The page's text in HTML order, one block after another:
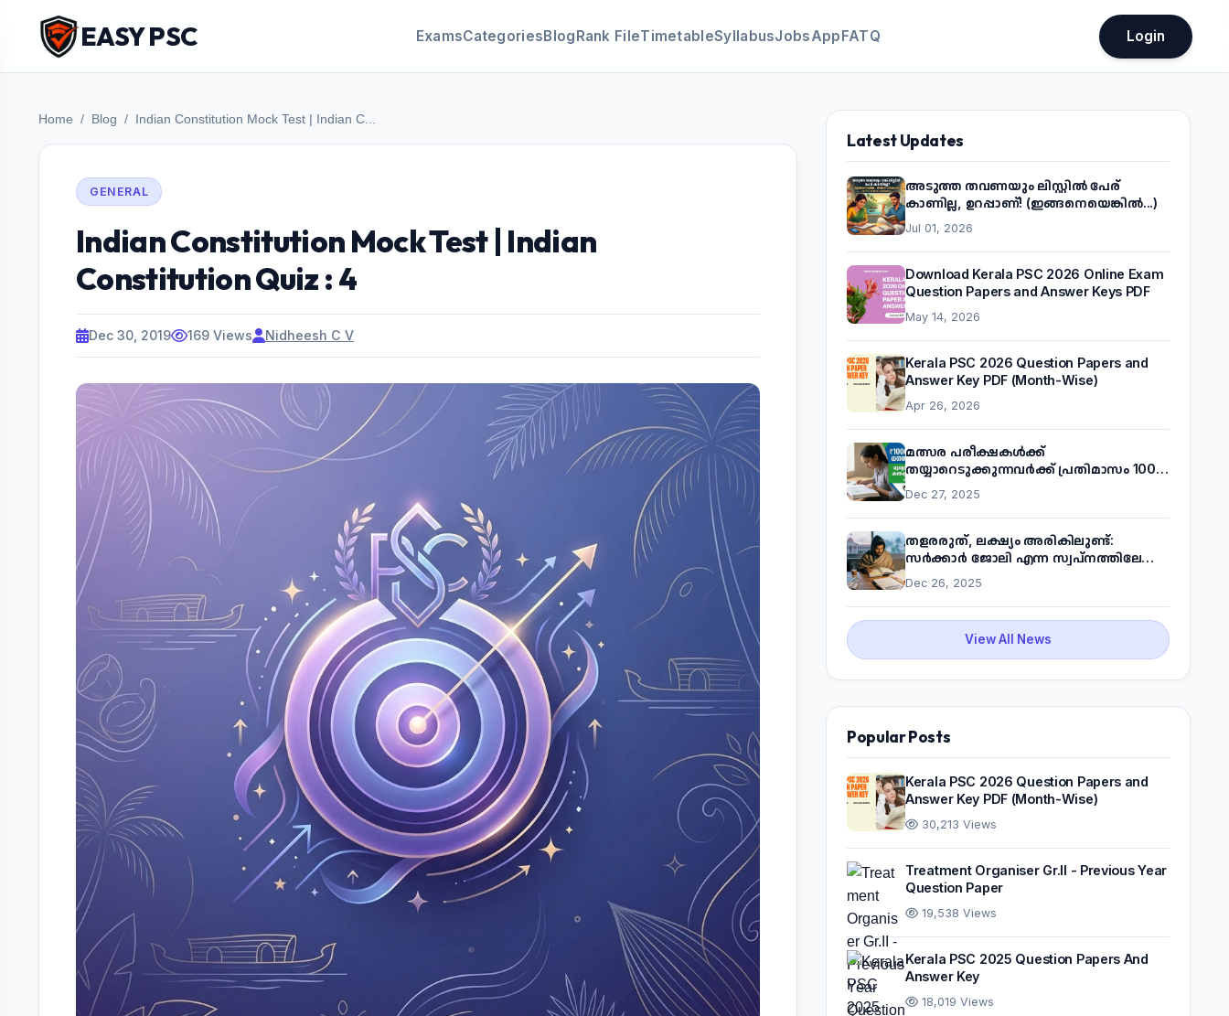
EASY PSC ExamsCategoriesBlogRank FileTimetableSyllabusJobsAppFATQ Login
Home Blog Indian Constitution Mock Test | Indian C...
GENERAL
Indian Constitution Mock Test | Indian
Constitution Quiz : 4
Dec 30, 2019 169 Views Nidheesh C V
Latest Updates
അടുത്ത തവണയും ലിസ്റ്റിൽ പേര്
കാണില്ല, ഉറപ്പാണ്! (ഇങ്ങനെയെങ്കിൽ...)
Jul 01, 2026
Download Kerala PSC 2026 Online Exam
Question Papers and Answer Keys PDF
May 14, 2026
Kerala PSC 2026 Question Papers and
Answer Key PDF (Month-Wise)
Apr 26, 2026
മത്സര പരീക്ഷകൾക്ക്
തയ്യാറെടുക്കുന്നവർക്ക് പ്രതിമാസം 1000
പദ്ധതിയെക്കുറിച്ച് അറിയാം
Dec 27, 2025
തളരരുത്, ലക്ഷ്യം അരികിലുണ്ട്:
സർക്കാർ ജോലി എന്ന സ്വപ്നത്തിലേക്ക്
Dec 26, 2025
View All News
Popular Posts
Kerala PSC 2026 Question Papers and
Answer Key PDF (Month-Wise)
30,213 Views
Treatment Organiser Gr.II - Previous Year
Question Paper
19,538 Views
Kerala PSC 2025 Question Papers And
Answer Key
18,019 Views